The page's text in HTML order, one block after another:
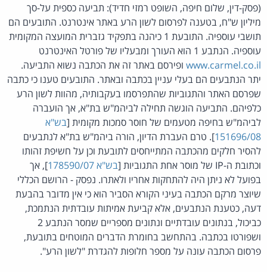
(פסק-דין, שלום חיפה, השופט רמזי חדיד): תביעה כספית על-סך
מיליון ש"ח, בטענה לפרסום לשון הרע באתר אינטרנט. התובעים הם
תושבי עוספיה. התובעת 1 כיהנה בתפקיד גזברית המועצה המקומית
עוספיה. הנתבע 1 הוא העורך ומבעליו של פורטל האינטרנט
www.carmel.co.il ופירסם באתר זה את הכתבה נשוא התביעה.
יתר הנתבעים הם בעלי עניין בכתבה ובאתר. התובעים טענו כי כתבה
שפרסם האתר והתגוביות שהתפרסמו בעקבותיה, מהוות לשון הרע
כלפיהם. התביעה הוגשה תחילה לביהמ"ש בת"א, אך הועברה
לביהמ"ש בחיפה מטעמים של חוסר סמכות מקומית [בש"א
151696/08]. טרם העברת הדיון, הורה ביהמ"ש בת"א לנתבעים
להסיר חלקים מהכתבה המתייחסים לתובעת וכן על חשיפת זהותו
וכתובת ה-IP של מוסר אחת התגוביות [
בש"א 178590/07
], אך
בפועל לא ניתן היה להתחקות אחריו ולאתרו. נפסק - הרושם הכללי
שיוצר מרקם הכתבה בעיני הקורא הסביר הוא כי אין מדובר בהבעת
דעה, כטענת הנתבעים, אלא קביעת אמיתות עובדתית הנתמכת,
כביכול, בנתונים עובדתיים ונתונים מספריים שמסר הנתבע 2
ושפורטו בכתבה. בהתחשב בחומרת הדברים המוטחים בתובעת,
פרסום הכתבה עונה על מספר חלופות להגדרת "לשון הרע".